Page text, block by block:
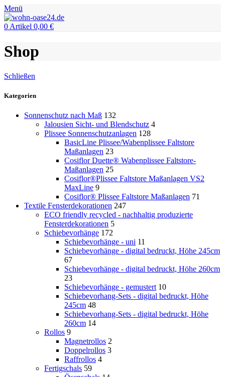
Menü
0 Artikel 0,00 €
Shop
Schließen
Kategorien
Sonnenschutz nach Maß 132
Jalousien Sicht- und Blendschutz 4
Plissee Sonnenschutzanlagen 128
BasicLine Plissee/Wabenplissee Faltstore
Maßanlagen 23
Cosiflor Duette® Wabenplissee Faltstore-
Maßanlagen 25
Cosiflor®Plissee Faltstore Maßanlagen VS2
MaxLine 9
Cosiflor® Plissee Faltstore Maßanlagen 71
Textile Fensterdekorationen 247
ECO friendly recycled - nachhaltig produzierte
Fensterdekorationen 5
Schiebevorhänge 172
Schiebevorhänge - uni 11
Schiebevorhänge - digital bedruckt, Höhe 245cm
67
Schiebevorhänge - digital bedruckt, Höhe 260cm
23
Schiebevorhänge - gemustert 10
Schiebevorhang-Sets - digital bedruckt, Höhe
245cm 48
Schiebevorhang-Sets - digital bedruckt, Höhe
260cm 14
Rollos 9
Magnetrollos 2
Doppelrollos 3
Raffrollos 4
Fertigschals 59